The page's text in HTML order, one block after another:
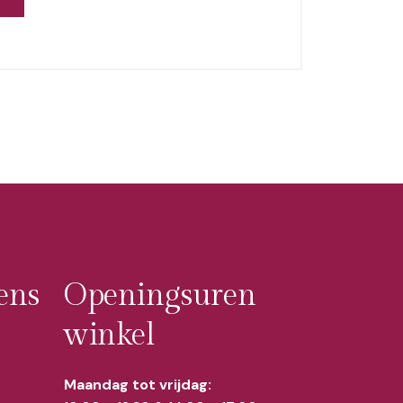
Openingsuren
winkel
Maandag tot vrijdag: